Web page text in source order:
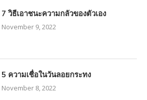
7 วิธีเอาชนะความกลัวของตัวเอง
November 9, 2022
5 ความเชื่อในวันลอยกระทง
November 8, 2022